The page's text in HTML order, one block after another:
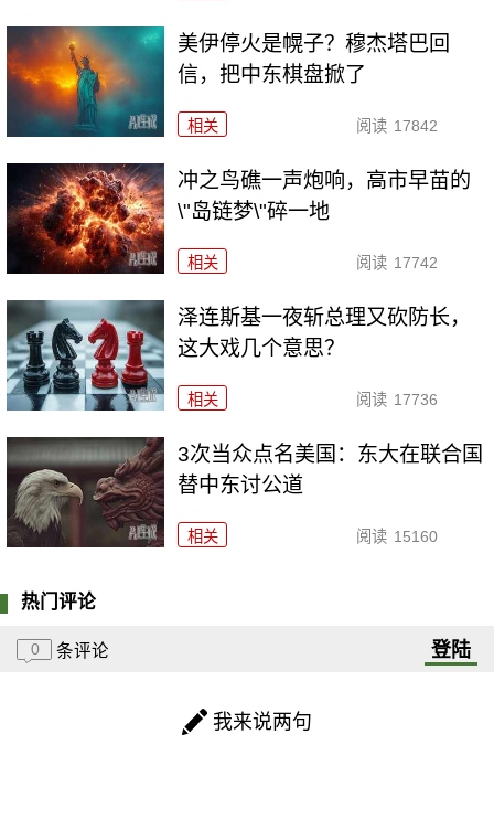
美伊停火是幌子？穆杰塔巴回
信，把中东棋盘掀了
相关 阅读 17842
冲之鸟礁一声炮响，高市早苗的
\"岛链梦\"碎一地
相关 阅读 17742
泽连斯基一夜斩总理又砍防长，
这大戏几个意思？
相关 阅读 17736
3次当众点名美国：东大在联合国
替中东讨公道
相关 阅读 15160
热门评论
0 条评论 登陆
我来说两句